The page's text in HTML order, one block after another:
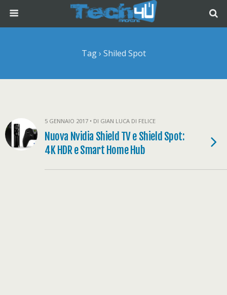
Tag › Shiled Spot
5 GENNAIO 2017 • DI GIAN LUCA DI FELICE
Nuova Nvidia Shield TV e Shield Spot:
4K HDR e Smart Home Hub